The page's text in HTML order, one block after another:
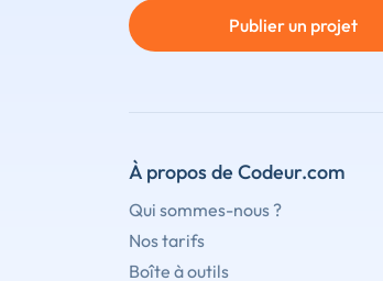
Publier un projet
À propos de Codeur.com
Qui sommes-nous ?
Nos tarifs
Boîte à outils